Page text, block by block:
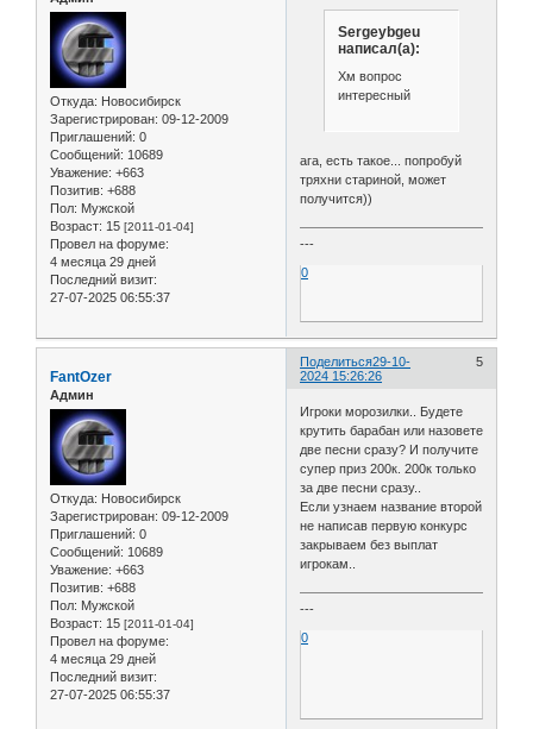
Откуда: Новосибирск
Зарегистрирован: 09-12-2009
Приглашений: 0
Сообщений: 10689
Уважение: +663
Позитив: +688
Пол: Мужской
Возраст: 15 [2011-01-04]
Провел на форуме:
4 месяца 29 дней
Последний визит:
27-07-2025 06:55:37
Sergeybgeu
написал(а):
Хм вопрос
интересный
ага, есть такое... попробуй
тряхни стариной, может
получится))
---
0
Поделиться 5
29-10-
2024 15:26:26
FantOzer
Админ
Откуда: Новосибирск
Зарегистрирован: 09-12-2009
Приглашений: 0
Сообщений: 10689
Уважение: +663
Позитив: +688
Пол: Мужской
Возраст: 15 [2011-01-04]
Провел на форуме:
4 месяца 29 дней
Последний визит:
27-07-2025 06:55:37
Игроки морозилки.. Будете
крутить барабан или назовете
две песни сразу? И получите
супер приз 200к. 200к только
за две песни сразу..
Если узнаем название второй
не написав первую конкурс
закрываем без выплат
игрокам..
---
0